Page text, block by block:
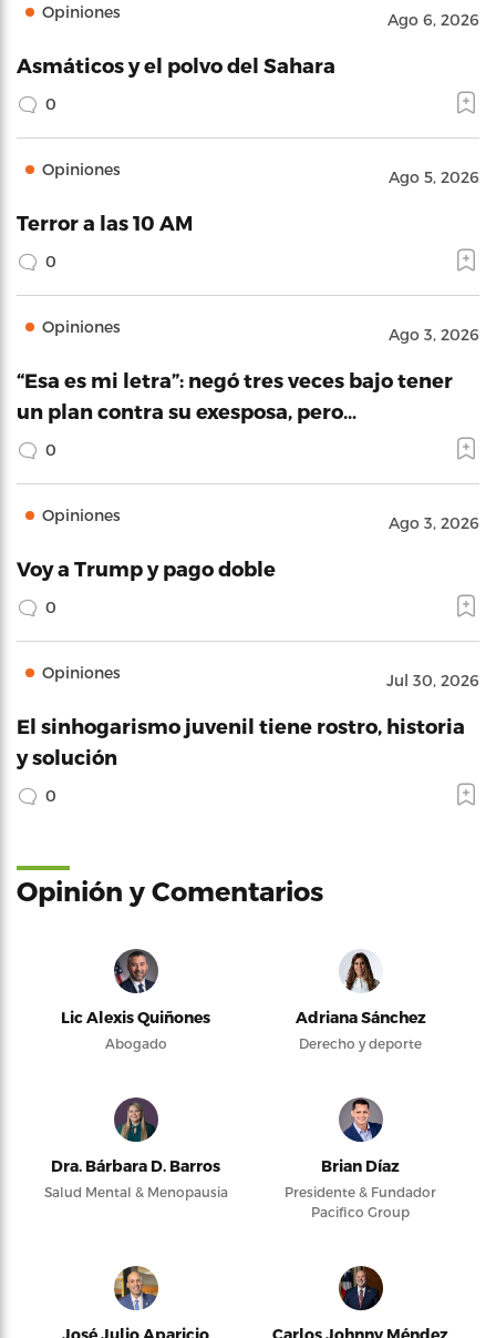
Opiniones Ago 6, 2026
Asmáticos y el polvo del Sahara
0
Opiniones Ago 5, 2026
Terror a las 10 AM
0
Opiniones Ago 3, 2026
“Esa es mi letra”: negó tres veces bajo tener
un plan contra su exesposa, pero…
0
Opiniones Ago 3, 2026
Voy a Trump y pago doble
0
Opiniones Jul 30, 2026
El sinhogarismo juvenil tiene rostro, historia
y solución
0
Opinión y Comentarios
Lic Alexis Quiñones
Abogado
Adriana Sánchez
Derecho y deporte
Dra. Bárbara D. Barros
Salud Mental & Menopausia
Brian Díaz
Presidente & Fundador
Pacifico Group
José Julio Aparicio Carlos Johnny Méndez